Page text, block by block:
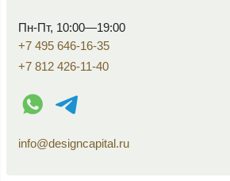
Пн-Пт, 10:00—19:00
+7 495 646-16-35
+7 812 426-11-40
WhatsApp контакт
Telegram контакт
info@designcapital.ru